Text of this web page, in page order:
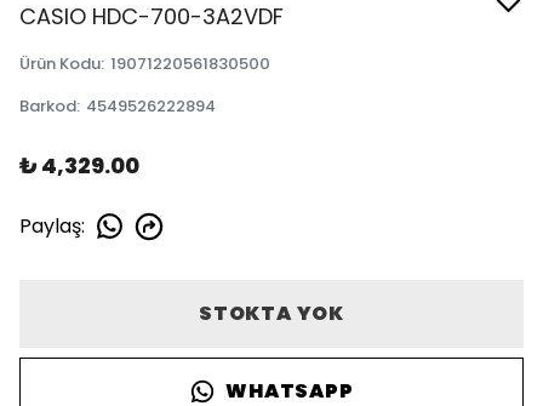
CASIO HDC-700-3A2VDF
Ürün Kodu: 19071220561830500
Barkod: 4549526222894
₺ 4,329.00
Paylaş:
STOKTA YOK
WHATSAPP